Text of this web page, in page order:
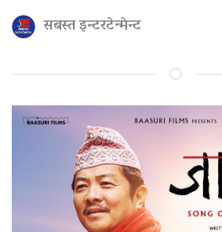
सबस्त इन्टरटेन्मेन्ट